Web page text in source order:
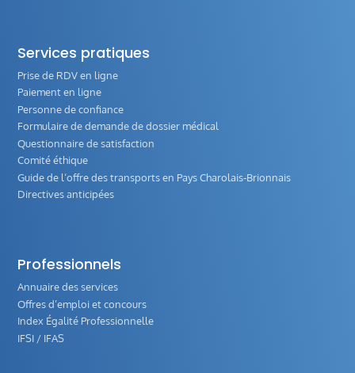
Services pratiques
Prise de RDV en ligne
Paiement en ligne
Personne de confiance
Formulaire de demande de dossier médical
Questionnaire de satisfaction
Comité éthique
Guide de l‘offre des transports en Pays Charolais-Brionnais
Directives anticipées
Professionnels
Annuaire des services
Offres d’emploi et concours
Index Égalité Professionnelle
IFSI / IFAS